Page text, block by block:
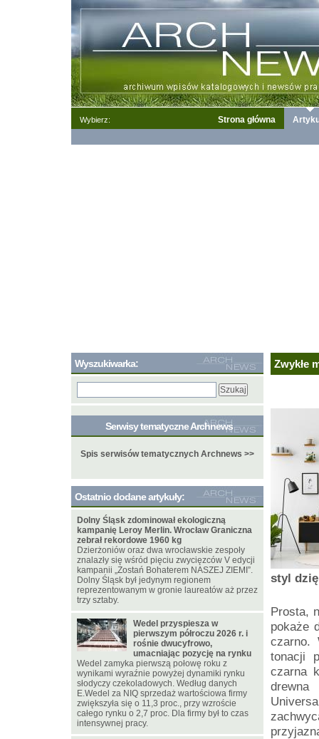
Wybierz: Strona główna
Zwykłe
styl
Prosta,
pokaże
czarno.
tonacji
czarna
drewna
Wyszukiwarka:
Serwisy tematyczne Archnews
Spis serwisów tematycznych Archnews >>
Ostatnio dodane artykuły:
Dolny Śląsk zdominował ekologiczną
kampanię Leroy Merlin. Wrocław Graniczna
zebrał rekordowe 1960 kg
Dzierżoniów oraz dwa wrocławskie zespoły
znalazły się wśród pięciu zwycięzców V edycji
kampanii „Zostań Bohaterem NASZEJ ZIEMI”.
Dolny Śląsk był jedynym regionem
reprezentowanym w gronie laureatów aż przez
trzy sztaby.
Wedel przyspiesza w
pierwszym półroczu 2026 r. i
rośnie dwucyfrowo,
umacniając pozycję na rynku
Wedel zamyka pierwszą połowę roku z
wynikami wyraźnie powyżej dynamiki rynku
słodyczy czekoladowych. Według danych
E.Wedel za NIQ sprzedaż wartościowa firmy
zwiększyła się o 11,3 proc., przy wzroście
całego rynku o 2,7 proc. Dla firmy był to czas
intensywnej pracy.